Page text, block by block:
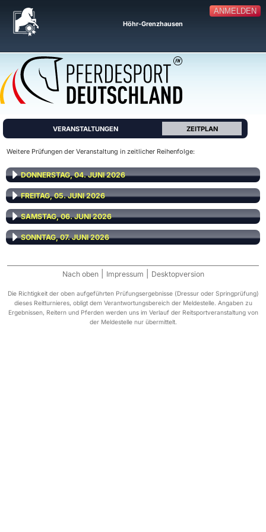
ANMELDEN
Höhr-Grenzhausen
VERANSTALTUNGEN ZEITPLAN
Weitere Prüfungen der Veranstaltung in zeitlicher Reihenfolge:
DONNERSTAG, 04. JUNI 2026
FREITAG, 05. JUNI 2026
SAMSTAG, 06. JUNI 2026
SONNTAG, 07. JUNI 2026
Nach oben Impressum Desktopversion
Die Richtigkeit der oben aufgeführten Prüfungsergebnisse (Dressur oder Springprüfung)
dieses Reitturnieres, obligt dem Verantwortungsbereich der Meldestelle. Angaben zu
Ergebnissen, Reitern und Pferden werden uns im Verlauf der Reitsportveranstaltung von
der Meldestelle nur übermittelt.